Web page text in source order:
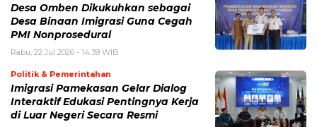
Desa Omben Dikukuhkan sebagai
Desa Binaan Imigrasi Guna Cegah
PMI Nonprosedural
Rabu, 22 Jul 2026 - 14:39 WIB
Politik & Pemerintahan
Imigrasi Pamekasan Gelar Dialog
Interaktif Edukasi Pentingnya Kerja
di Luar Negeri Secara Resmi